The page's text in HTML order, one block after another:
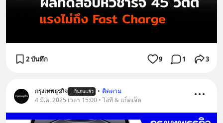
2 บันทึก 9 1 3
กรุงเทพธุรกิจ ยืนยันแล้ว • ติดตาม
4 มี.ค. 2025 เวลา 15:00 • ไอที & แก็ดเจ็ต